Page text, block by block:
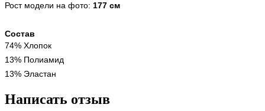
Рост модели на фото: 177 см
Состав
74% Хлопок
13% Полиамид
13% Эластан
Написать отзыв